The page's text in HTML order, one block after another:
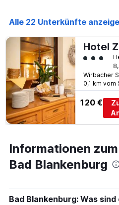
Alle 22 Unterkünfte
0,1 km vom
120 €
Informationen
Bad Blankenburg
Bad Blankenburg: Was